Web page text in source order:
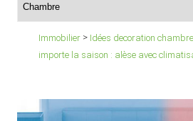
Immobilier > Idées decoration chambre
importe la saison : alèse avec